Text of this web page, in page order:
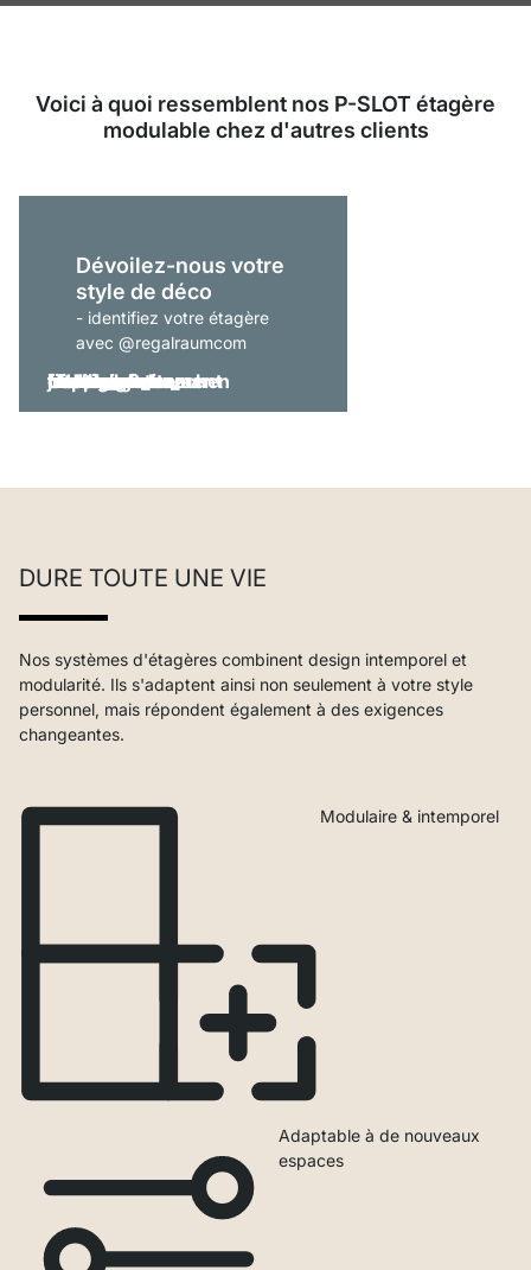
Voici à quoi ressemblent nos P-SLOT étagère
modulable chez d'autres clients
Dévoilez-nous votre
style de déco
- identifiez votre étagère
avec @regalraumcom
DURE TOUTE UNE VIE
Nos systèmes d'étagères combinent design intemporel et
modularité. Ils s'adaptent ainsi non seulement à votre style
personnel, mais répondent également à des exigences
changeantes.
Modulaire & intemporel
Adaptable à de nouveaux
espaces